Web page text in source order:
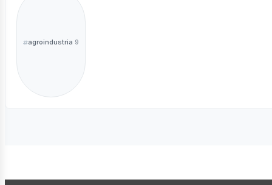
agroindustria 9